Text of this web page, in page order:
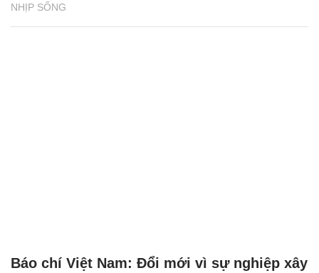
NHỊP SỐNG
Báo chí Việt Nam: Đổi mới vì sự nghiệp xây